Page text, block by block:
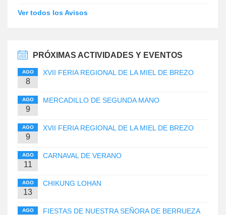
Ver todos los Avisos
PRÓXIMAS ACTIVIDADES Y EVENTOS
AGO
8
XVII FERIA REGIONAL DE LA MIEL DE BREZO
AGO
9
MERCADILLO DE SEGUNDA MANO
AGO
9
XVII FERIA REGIONAL DE LA MIEL DE BREZO
AGO
11
CARNAVAL DE VERANO
AGO
13
CHIKUNG LOHAN
AGO FIESTAS DE NUESTRA SEÑORA DE BERRUEZA